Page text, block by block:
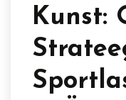
Kunst: